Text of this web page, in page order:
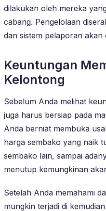
dilakukan oleh mereka
cabang. Pengelolaan
dan sistem pelaporan akan
Keuntungan
Kelontong
Sebelum Anda melihat
juga harus bersiap pada
Anda berniat membuka
harga sembako yang naik
sembako lain, sampai
menutup kemungkinan
Setelah Anda memahami
mungkin terjadi di